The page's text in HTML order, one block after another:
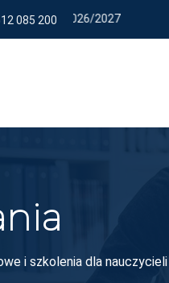
085 200
i szkolenia dla nauczycieli